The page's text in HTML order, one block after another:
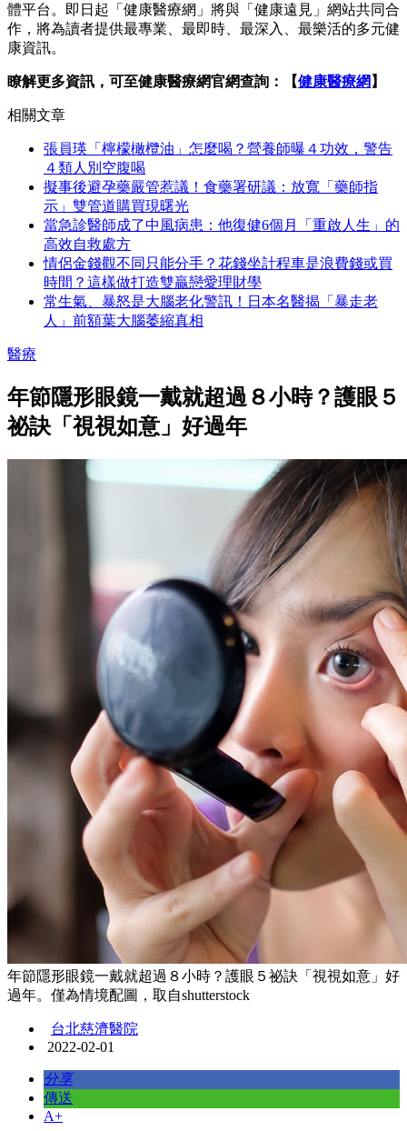
體平台。即日起「健康醫療網」將與「健康遠見」網站共同合
作，將為讀者提供最專業、最即時、最深入、最樂活的多元健
康資訊。
瞭解更多資訊，可至健康醫療網官網查詢：【健康醫療網 】
相關文章
張員瑛「檸檬橄欖油」怎麼喝？營養師曝４功效，警告
４類人別空腹喝
擬事後避孕藥嚴管惹議！食藥署研議：放寬「藥師指
示」雙管道購買現曙光
當急診醫師成了中風病患：他復健6個月「重啟人生」的
高效自救處方
情侶金錢觀不同只能分手？花錢坐計程車是浪費錢或買
時間？這樣做打造雙贏戀愛理財學
常生氣、暴怒是大腦老化警訊！日本名醫揭「暴走老
人」前額葉大腦萎縮真相
醫療
年節隱形眼鏡一戴就超過８小時？護眼５
祕訣「視視如意」好過年
年節隱形眼鏡一戴就超過８小時？護眼５祕訣「視視如意」好
過年。僅為情境配圖，取自shutterstock
台北慈濟醫院
2022-02-01
分享
傳送
A+